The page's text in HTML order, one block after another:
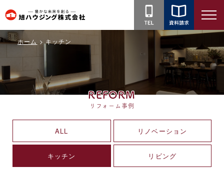
旭
ハ
ウ
ン
グ
社
ホーム キッチン
REFORM
リフォーム事例
ALL リノベーション
キッチン リビング